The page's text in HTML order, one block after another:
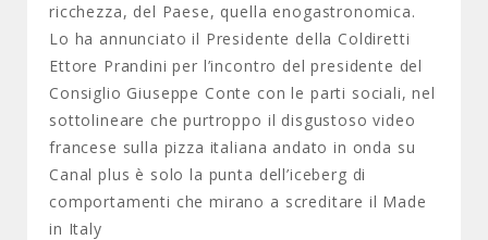
ricchezza, del Paese, quella enogastronomica.
Lo ha annunciato il Presidente della Coldiretti
Ettore Prandini per l’incontro del presidente del
Consiglio Giuseppe Conte con le parti sociali, nel
sottolineare che purtroppo il disgustoso video
francese sulla pizza italiana andato in onda su
Canal plus è solo la punta dell’iceberg di
comportamenti che mirano a screditare il Made
in Italy